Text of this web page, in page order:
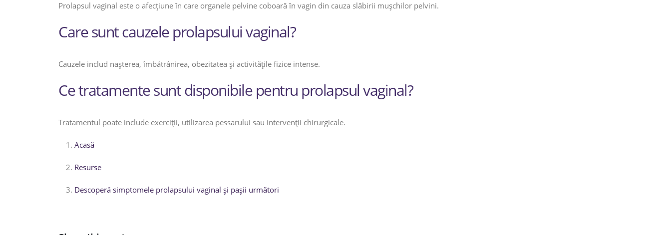
Prolapsul vaginal este o afecțiune în care organele pelvine coboară în vagin din cauza slăbirii mușchilor pelvini.
Care sunt cauzele prolapsului vaginal?
Cauzele includ nașterea, îmbătrânirea, obezitatea și activitățile fizice intense.
Ce tratamente sunt disponibile pentru prolapsul vaginal?
Tratamentul poate include exerciții, utilizarea pessarului sau intervenții chirurgicale.
Acasă
Resurse
Descoperă simptomele prolapsului vaginal și pașii următori